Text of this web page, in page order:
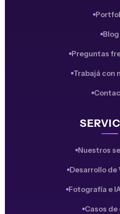
Blog
Preguntas
Trabajá con
Nuestros
Desarrollo de
Fotografía e
Casos